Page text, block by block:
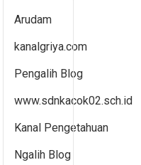
Arudam
kanalgriya.com
Pengalih Blog
www.sdnkacok02.sch.id
Kanal Pengetahuan
Ngalih Blog